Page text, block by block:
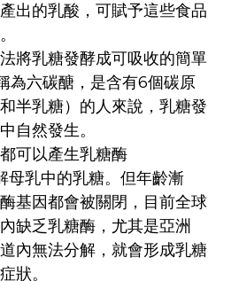
出的乳酸，可賦予這些食品
將乳糖發酵成可吸收的簡單
為六碳醣，是含有6個碳原
半乳糖）的人來說，乳糖發
自然發生。
可以產生乳糖酶
母乳中的乳糖。但年齡漸
基因都會被關閉，目前全球
缺乏乳糖酶，尤其是亞洲
內無法分解，就會形成乳糖
狀。